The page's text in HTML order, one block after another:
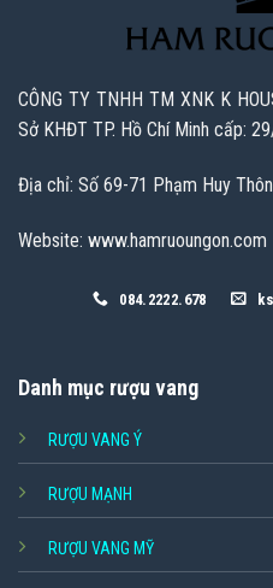
CÔNG TY TNHH TM XNK K
Sở KHĐT TP. Hồ Chí Minh cấp:
Địa chỉ: Số 69-71 Phạm Huy
Website: www.hamruoungon.com
084.2222.678
Danh mục rượu vang
RƯỢU VANG Ý
RƯỢU MẠNH
RƯỢU VANG MỸ